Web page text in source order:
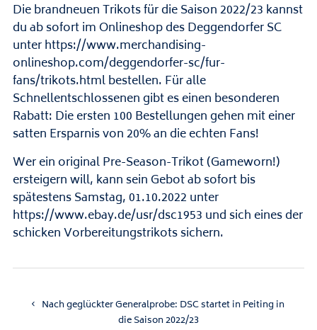
Die brandneuen Trikots für die Saison 2022/23 kannst
du ab sofort im Onlineshop des Deggendorfer SC
unterhttps://www.merchandising-
onlineshop.com/deggendorfer-sc/fur-
fans/trikots.htmlbestellen. Für alle
Schnellentschlossenen gibt es einen besonderen
Rabatt: Die ersten 100 Bestellungen gehen mit einer
satten Ersparnis von 20% an die echten Fans!
Wer ein original Pre-Season-Trikot (Gameworn!)
ersteigern will, kann sein Gebot ab sofort bis
spätestens Samstag, 01.10.2022 unter
https://www.ebay.de/usr/dsc1953 und sich eines der
schicken Vorbereitungstrikots sichern.
Nach geglückter Generalprobe: DSC startet in Peiting in
die Saison 2022/23